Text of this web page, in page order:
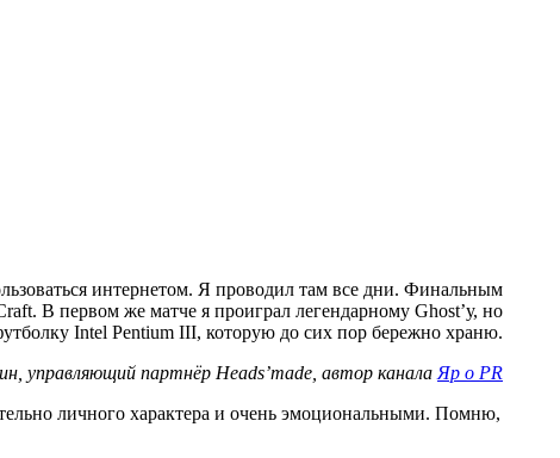
интернетом. Я проводил там все дни. Финальным
В первом же матче я проиграл легендарному Ghost’у, но
Intel Pentium III, которую до сих пор бережно храню.
управляющий партнёр Heads’made, автор канала Яр о PR
личного характера и очень эмоциональными. Помню,